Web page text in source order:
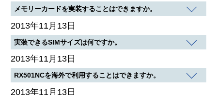
メモリーカードを実装することはできますか。
2013年11月13日
実装できるSIMサイズは何ですか。
2013年11月13日
RX501NCを海外で利用することはできますか。
2013年11月13日